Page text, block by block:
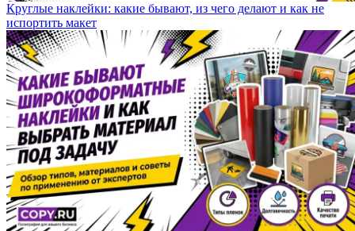
Круглые наклейки: какие бывают, из чего делают и как не
испортить макет